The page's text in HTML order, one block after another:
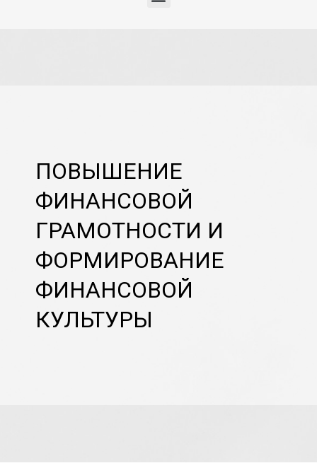
ПОВЫШЕНИЕ
ФИНАНСОВОЙ
ГРАМОТНОСТИ И
ФОРМИРОВАНИЕ
ФИНАНСОВОЙ
КУЛЬТУРЫ